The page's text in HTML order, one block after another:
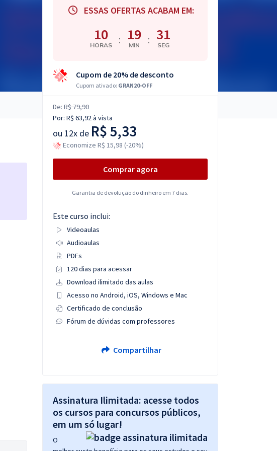
ESSAS OFERTAS ACABAM EM:
10
HORAS : 19
MIN : 30
SEG
Cupom de 20% de desconto
Cupom ativado: GRAN20-OFF
De: R$ 79,90
Por: R$ 63,92à vista
ou 12x de R$ 5,33
Economize R$ 15,98 (-20%)
Comprar agora
Garantia de devolução do dinheiro em 7 dias.
Este curso inclui:
Videoaulas
Audioaulas
PDFs
120 dias para acessar
Download ilimitado das aulas
Acesso no Android, iOS, Windows e Mac
Certificado de conclusão
Fórum de dúvidas com professores
Compartilhar
Assinatura Ilimitada: acesse todos
os cursos para concursos públicos,
em um só lugar!
O